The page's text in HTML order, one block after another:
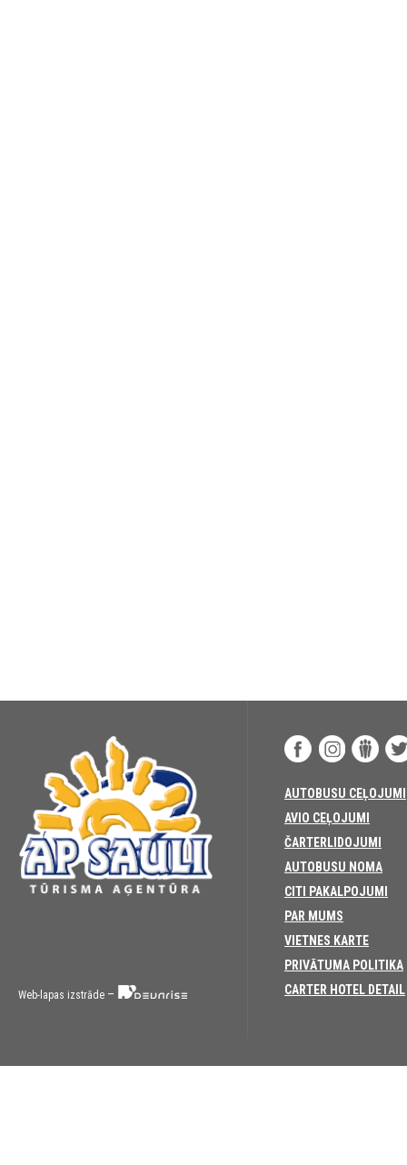
Web-lapas izstrāde –
AUTOBUSU CEĻOJUMI
AVIO CEĻOJUMI
ČARTERLIDOJUMI
AUTOBUSU NOMA
CITI PAKALPOJUMI
PAR MUMS
VIETNES KARTE
PRIVĀTUMA POLITIKA
CARTER HOTEL DETAIL